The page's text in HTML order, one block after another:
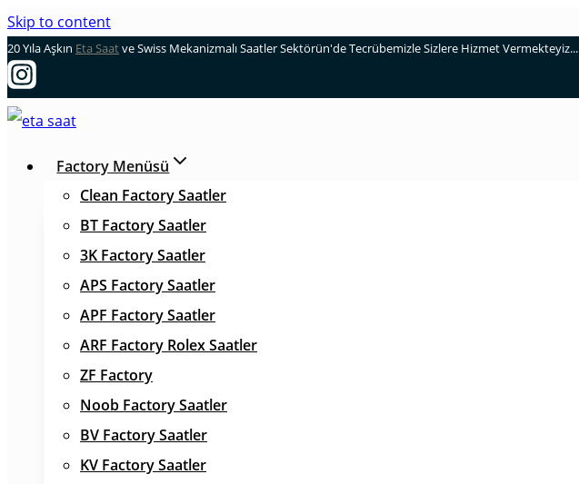
Skip to content
20 Yıla Aşkın Eta Saatve Swiss Mekanizmalı Saatler Sektörün'de Tecrübemizle Sizlere Hizmet Vermekteyiz...
Factory Menüsü
Clean Factory Saatler
BT Factory Saatler
3K Factory Saatler
APS Factory Saatler
APF Factory Saatler
ARF Factory Rolex Saatler
ZF Factory
Noob Factory Saatler
BV Factory Saatler
KV Factory Saatler